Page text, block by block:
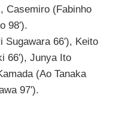
Casemiro (Fabinho
98′).
66′), Keito
66′), Junya Ito
(Ao Tanaka
97′).